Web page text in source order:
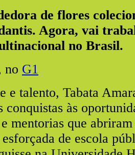
de flores
Agora, vai
no Brasil.
no G1
e talento, Tabata
conquistas às
mentorias que
de escola